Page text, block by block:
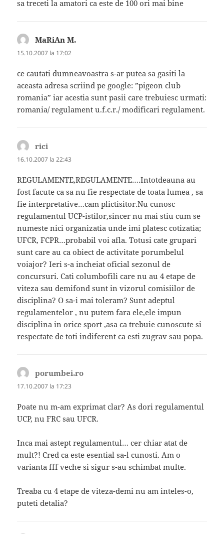
sa treceti la amatori ca este de 100 ori mai bine
MaRiAn M.
15.10.2007 la 17:02
ce cautati dumneavoastra s-ar putea sa gasiti la
aceasta adresa scriind pe google: ”pigeon club
romania” iar acestia sunt pasii care trebuiesc urmati:
romania/ regulament u.f.c.r./ modificari regulament.
rici
16.10.2007 la 22:43
REGULAMENTE,REGULAMENTE….Intotdeauna au
fost facute ca sa nu fie respectate de toata lumea , sa
fie interpretative…cam plictisitor.Nu cunosc
regulamentul UCP-istilor,sincer nu mai stiu cum se
numeste nici organizatia unde imi platesc cotizatia;
UFCR, FCPR…probabil voi afla. Totusi cate grupari
sunt care au ca obiect de activitate porumbelul
voiajor? Ieri s-a incheiat oficial sezonul de
concursuri. Cati columbofili care nu au 4 etape de
viteza sau demifond sunt in vizorul comisiilor de
disciplina? O sa-i mai toleram? Sunt adeptul
regulamentelor , nu putem fara ele,ele impun
disciplina in orice sport ,asa ca trebuie cunoscute si
respectate de toti indiferent ca esti zugrav sau popa.
porumbei.ro
17.10.2007 la 17:23
Poate nu m-am exprimat clar? As dori regulamentul
UCP, nu FRC sau UFCR.
Inca mai astept regulamentul… cer chiar atat de
mult?! Cred ca este esential sa-l cunosti. Am o
varianta fff veche si sigur s-au schimbat multe.
Treaba cu 4 etape de viteza-demi nu am inteles-o,
puteti detalia?